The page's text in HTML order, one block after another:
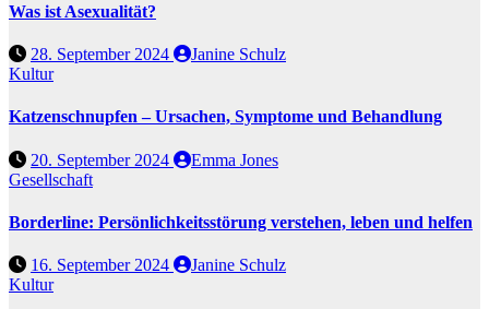
Was ist Asexualität?
28. September 2024
Janine Schulz
Kultur
Katzenschnupfen – Ursachen, Symptome und Behandlung
20. September 2024
Emma Jones
Gesellschaft
Borderline: Persönlichkeitsstörung verstehen, leben und helfen
16. September 2024
Janine Schulz
Kultur